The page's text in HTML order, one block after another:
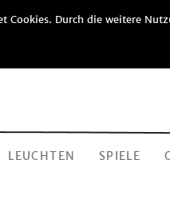
LEUCHTEN SPIELE
Cookies. Durch die weitere